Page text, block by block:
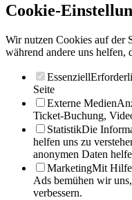
Cookie-
Wir nutzen Cookies auf der
während andere uns helfen,
Essenziell
Seite
Externe Medien
Ticket-Buchung,
StatistikDie
helfen uns zu
anonymen Daten
MarketingMit Hilfe
Ads bemühen wir
verbessern.